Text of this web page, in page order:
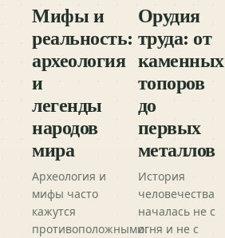
Мифы и
реальность:
археология
и
легенды
народов
мира
Археология и
мифы часто
кажутся
противоположными:
Орудия
труда: от
каменных
топоров
до
первых
металлов
История
человечества
началась не с
огня и не с